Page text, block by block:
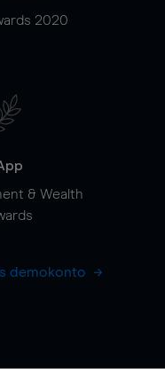
2020
& Wealth
demokonto